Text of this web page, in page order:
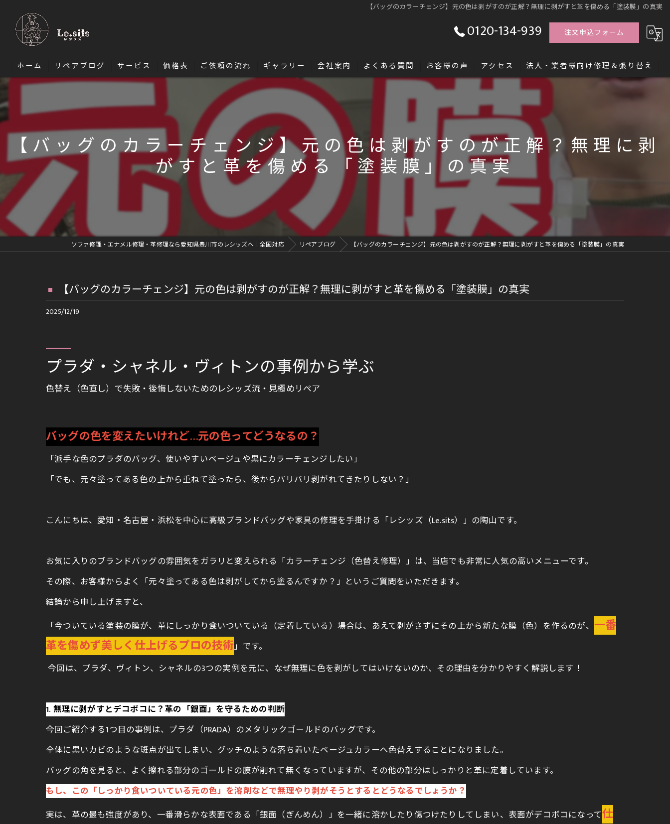
【バッグのカラーチェンジ】元の色は剥がすのが正解？無理に剥がすと革を傷める「塗装膜」の真実
0120-134-939 注文申込フォーム
ホーム リペアブログ サービス
椅子・ダイニングチェア修理
エナメル修理
バッグ修理
財布修理
靴修理
革ジャン修理
車内装部品修理
再メッキ等金具修理
価格表 ご依頼の流れ ギャラリー 会社案内
名古屋・浜松で革修理の独立・開業を目指す「レシッズ職人独立塾」
よくある質問 お客様の声 アクセス 法人・業者様向け修理＆張り替え
【バッグのカラーチェンジ】元の色は剥がすのが正解？無理に剥
がすと革を傷める「塗装膜」の真実
ソファ修理・エナメル修理・革修理なら愛知県豊川市のレシッズへ｜全国対応 リペアブログ 【バッグのカラーチェンジ】元の色は剥がすのが正解？無理に剥がすと革を傷める「塗装膜」の真実
【バッグのカラーチェンジ】元の色は剥がすのが正解？無理に剥がすと革を傷める「塗装膜」の真実
2025/12/19
プラダ・シャネル・ヴィトンの事例から学ぶ
色替え（色直し）で失敗・後悔しないためのレシッズ流・見極めリペア
バッグの色を変えたいけれど…元の色ってどうなるの？
「派手な色のプラダのバッグ、使いやすいベージュや黒にカラーチェンジしたい」
「でも、元々塗ってある色の上から重ねて塗ったら、後からパリパリ剥がれてきたりしない？」
こんにちは、愛知・名古屋・浜松を中心に高級ブランドバッグや家具の修理を手掛ける「レシッズ（Le.sits）」の陶山です。
お気に入りのブランドバッグの雰囲気をガラリと変えられる「カラーチェンジ（色替え修理）」は、当店でも非常に人気の高いメニューです。
その際、お客様からよく「元々塗ってある色は剥がしてから塗るんですか？」というご質問をいただきます。
結論から申し上げますと、
「今ついている塗装の膜が、革にしっかり食いついている（定着している）場合は、あえて剥がさずにその上から新たな膜（色）を作るのが、 一番
革を傷めず美しく仕上げるプロの技術」です。
今回は、プラダ、ヴィトン、シャネルの3つの実例を元に、なぜ無理に色を剥がしてはいけないのか、その理由を分かりやすく解説します！
1. 無理に剥がすとデコボコに？革の「銀面」を守るための判断
今回ご紹介する1つ目の事例は、プラダ（PRADA）のメタリックゴールドのバッグです。
全体に黒いカビのような斑点が出てしまい、グッチのような落ち着いたベージュカラーへ色替えすることになりました。
バッグの角を見ると、よく擦れる部分のゴールドの膜が削れて無くなっていますが、その他の部分はしっかりと革に定着しています。
もし、この「しっかり食いついている元の色」を溶剤などで無理やり剥がそうとするとどうなるでしょうか？
実は、革の最も強度があり、一番滑らかな表面である「銀面（ぎんめん）」を一緒に溶かしたり傷つけたりしてしまい、表面がデコボコになって仕